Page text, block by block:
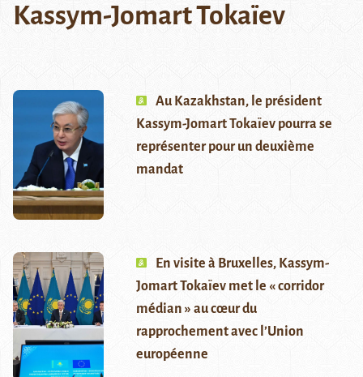
Kassym-Jomart Tokaïev
Au Kazakhstan, le président
Kassym-Jomart Tokaïev pourra se
représenter pour un deuxième
mandat
En visite à Bruxelles, Kassym-
Jomart Tokaïev met le « corridor
médian » au cœur du
rapprochement avec l’Union
européenne